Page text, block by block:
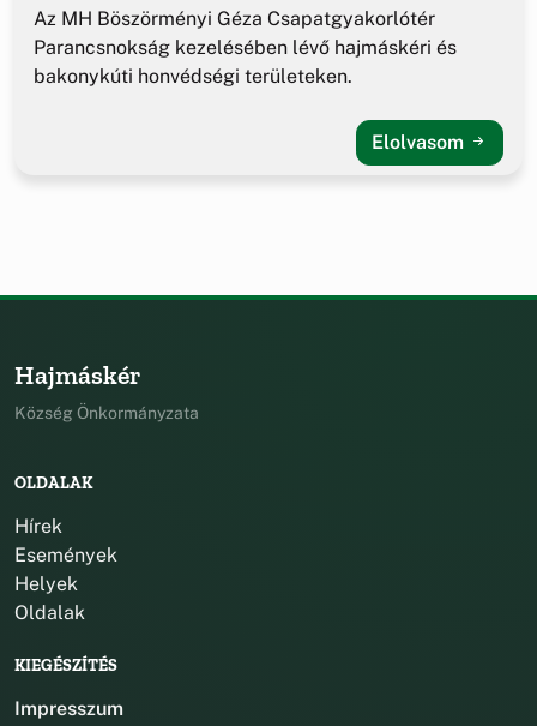
Az MH Böszörményi Géza Csapatgyakorlótér
Parancsnokság kezelésében lévő hajmáskéri és
bakonykúti honvédségi területeken.
Elolvasom
Hajmáskér
Község Önkormányzata
OLDALAK
Hírek
Események
Helyek
Oldalak
KIEGÉSZÍTÉS
Impresszum